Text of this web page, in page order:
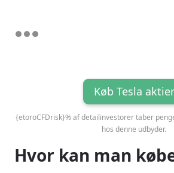
Køb Tesla aktier
{etoroCFDrisk}% af detailinvestorer taber
hos denne udbyder.
Hvor kan man